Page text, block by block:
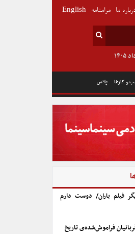
و کارها پلاس
ما مرامنامه English
فیلم باران/ دوست دارم
فراموش‌شده‌ی تاریخ